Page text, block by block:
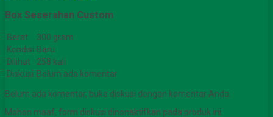
Box Seserahan Custom
Berat
300 gram
Kondisi Baru
Dilihat
258 kali
Diskusi Belum ada komentar
Belum ada komentar, buka diskusi dengan komentar Anda.
Mohon maaf, form diskusi dinonaktifkan pada produk ini.